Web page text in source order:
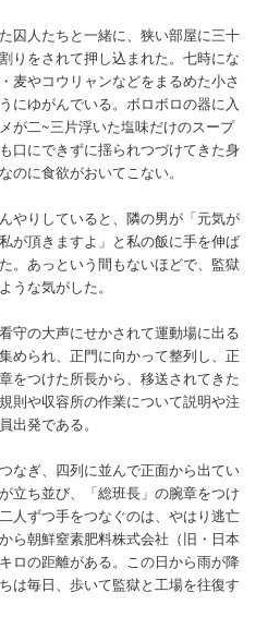
囚人たちと一緒に、狭い部屋に三十
りをされて押し込まれた。七時にな
麦やコウリャンなどをまるめた小さ
にゆがんでいる。ボロボロの器に入
が二~三片浮いた塩味だけのスープ
口にできずに揺られつづけてきた身
のに食欲がおいてこない。
やりしていると、隣の男が「元気が
が頂きますよ」と私の飯に手を伸ば
。あっという間もないほどで、監獄
うな気がした。
守の大声にせかされて運動場に出る
められ、正門に向かって整列し、正
をつけた所長から、移送されてきた
則や収容所の作業について説明や注
出発である。
なぎ、四列に並んで正面から出てい
立ち並び、「総班長」の腕章をつけ
人ずつ手をつなぐのは、やはり逃亡
ら朝鮮窒素肥料株式会社（旧 ・日本
ロの距離がある。この日から雨が降
は毎日、歩いて監獄と工場を往復す